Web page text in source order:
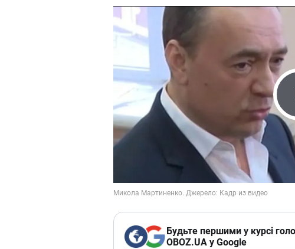
Будьте першими у курсі
OBOZ.UA у Google